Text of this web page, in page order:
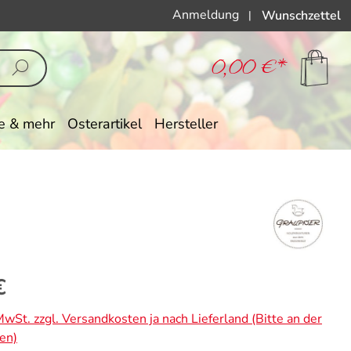
Anmeldung | Wunschzettel
0,00 €*
& mehr Osterartikel Hersteller
zzgl. Versandkosten ja nach Lieferland (Bitte an der